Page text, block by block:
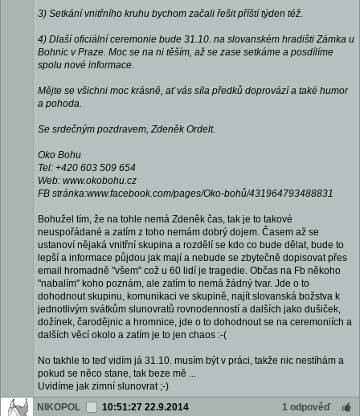
3) Setkání vnitřního kruhu bychom začali řešit příští týden též.
4) Dlaší oficiální ceremonie bude 31.10. na slovanském hradišti Zámka u
Bohnic v Praze. Moc se na ni těším, až se zase setkáme a posdílíme
spolu nové informace.
Mějte se všichni moc krásně, ať vás síla předků doprovází a také humor
a pohoda.
Se srdečným pozdravem, Zdeněk Ordelt.
Oko Bohu
Tel: +420 603 509 654
Web: www.okobohu.cz
FB stránka:www.facebook.com/pages/Oko-bohů/431964793488831
Bohužel tím, že na tohle nemá Zdeněk čas, tak je to takové
neuspořádané a zatím z toho nemám dobrý dojem. Časem až se
ustanoví nějaká vnitřní skupina a rozdělí se kdo co bude dělat, bude to
lepší a informace půjdou jak mají a nebude se zbytečně dopisovat přes
email hromadně "všem" což u 60 lidí je tragedie. Občas na Fb někoho
"nabalím" koho poznám, ale zatím to nemá žádný tvar. Jde o to
dohodnout skupinu, komunikaci ve skupině, najít slovanská božstva k
jednotlivým svátkům slunovratů rovnodenností a dalších jako dušiček,
dožínek, čarodějnic a hromnice, jde o to dohodnout se na ceremoniích a
dalších věcí okolo a zatím je to jen chaos :-(
No takhle to teď vidím já 31.10. musím být v práci, takže nic nestíhám a
pokud se něco stane, tak beze mě ...
Uvidíme jak zimní slunovrat ;-)
NIKOPOL
10:51:27 22.9.2014
1 odpověď